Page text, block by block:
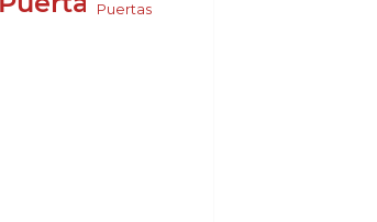
Puertas